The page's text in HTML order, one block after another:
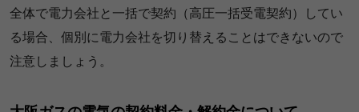
全体で電力会社と一括で契約（高圧一括受電契約）してい
る場合、個別に電力会社を切り替えることはできないので
注意しましょう。